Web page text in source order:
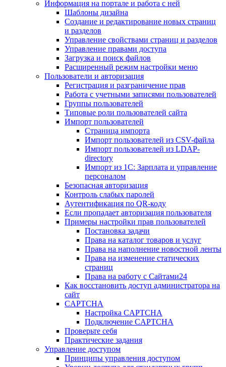
Информация на портале и работа с ней
Шаблоны дизайна
Создание и редактирование новых страниц
и разделов
Управление свойствами страниц и разделов
Управление правами доступа
Загрузка и поиск файлов
Расширенный режим настройки меню
Пользователи и авторизация
Регистрация и разграничение прав
Работа с учетными записями пользователей
Группы пользователей
Типовые роли пользователей сайта
Импорт пользователей
Страница импорта
Импорт пользователей из CSV-файла
Импорт пользователей из LDAP-
directory
Импорт из 1С: Зарплата и управление
персоналом
Безопасная авторизация
Контроль слабых паролей
Аутентификация по QR-коду
Если пропадает авторизация пользователя
Примеры настройки прав пользователей
Постановка задачи
Права на каталог товаров и услуг
Права на наполнение новостной ленты
Права на изменение статических
страниц
Права на работу с Сайтами24
Как восстановить доступ администратора на
сайт
CAPTCHA
Настройка CAPTCHA
Подключение CAPTCHA
Проверьте себя
Практические задания
Управление доступом
Принципы управления доступом